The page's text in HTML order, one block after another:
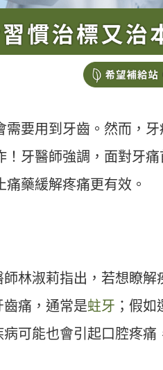
需要用到牙齒。然而，牙
！牙醫師強調，面對牙痛
藥緩解疼痛更有效。
林淑莉指出，若想瞭解
痛，通常是蛀牙 ；假如
可能也會引起口腔疼痛